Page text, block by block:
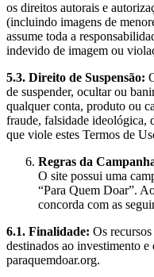
os direitos autorais e
(incluindo imagens de
assume toda a
indevido de imagem ou
5.3. Direito de Suspensão:
de suspender, ocultar ou
qualquer conta, produto ou
fraude, falsidade ideológica,
que viole estes Termos de
Regras da
O site possui uma
“Para Quem Doar”.
concorda com as
6.1. Finalidade: Os
destinados ao investimento
paraquemdoar.org.